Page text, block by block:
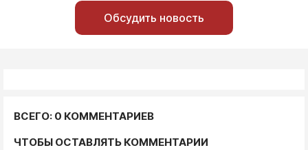
Обсудить новость
ВСЕГО: 0 КОММЕНТАРИЕВ
ЧТОБЫ ОСТАВЛЯТЬ КОММЕНТАРИИ